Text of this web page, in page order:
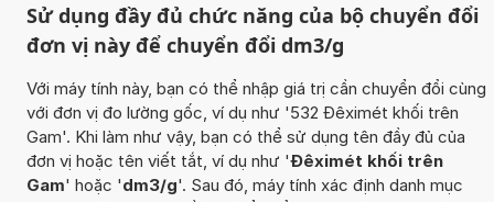
Sử dụng đầy đủ chức năng của bộ chuyển đổi
đơn vị này để chuyển đổi dm3/g
Với máy tính này, bạn có thể nhập giá trị cần chuyển đổi cùng
với đơn vị đo lường gốc, ví dụ như '532 Đêximét khối trên
Gam'. Khi làm như vậy, bạn có thể sử dụng tên đầy đủ của
đơn vị hoặc tên viết tắt, ví dụ như 'Đêximét khối trên
Gam' hoặc 'dm3/g'. Sau đó, máy tính xác định danh mục